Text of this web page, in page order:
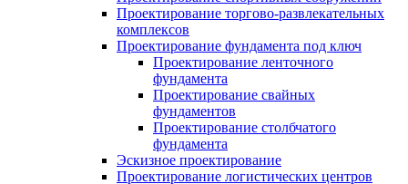
Проектирование торгово-развлекательных
комплексов
Проектирование фундамента под ключ
Проектирование ленточного
фундамента
Проектирование свайных
фундаментов
Проектирование столбчатого
фундамента
Эскизное проектирование
Проектирование логистических центров